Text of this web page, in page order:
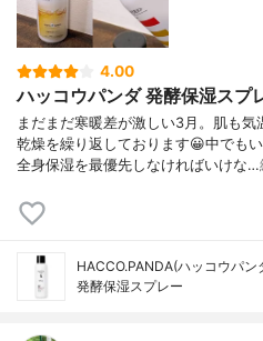
4.00
ハッコウパンダ 発酵保湿スプ
まだまだ寒暖差が激しい3月。肌も気
乾燥を繰り返しております😀中でも
全身保湿を最優先しなければいけな…
HACCO.PANDA(ハッコウパン
発酵保湿スプレー